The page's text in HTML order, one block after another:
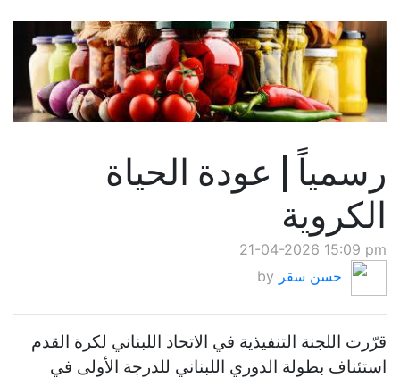
رسمياً | عودة الحياة
الكروية
21-04-2026 15:09 pm
by حسن سقر
قرّرت اللجنة التنفيذية في الاتحاد اللبناني لكرة القدم
استئناف بطولة الدوري اللبناني للدرجة الأولى في